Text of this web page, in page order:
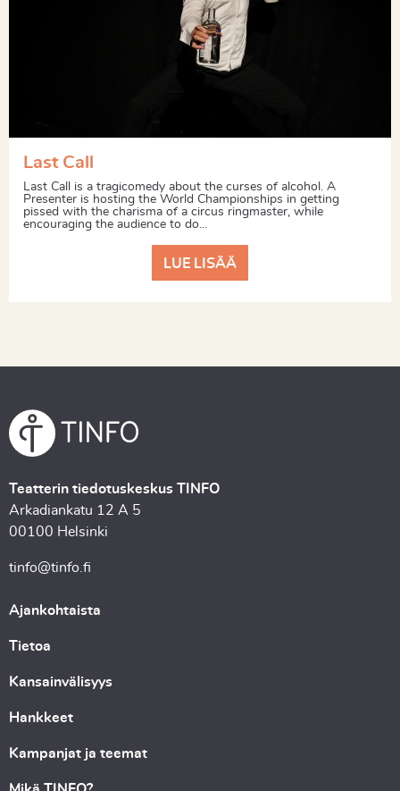
Last Call
Last Call is a tragicomedy about the curses of alcohol. A
Presenter is hosting the World Championships in getting
pissed with the charisma of a circus ringmaster, while
encouraging the audience to do...
LUE LISÄÄ
Teatterin tiedotuskeskus TINFO
Arkadiankatu 12 A 5
00100 Helsinki
tinfo@tinfo.fi
Ajankohtaista
Tietoa
Kansainvälisyys
Hankkeet
Kampanjat ja teemat